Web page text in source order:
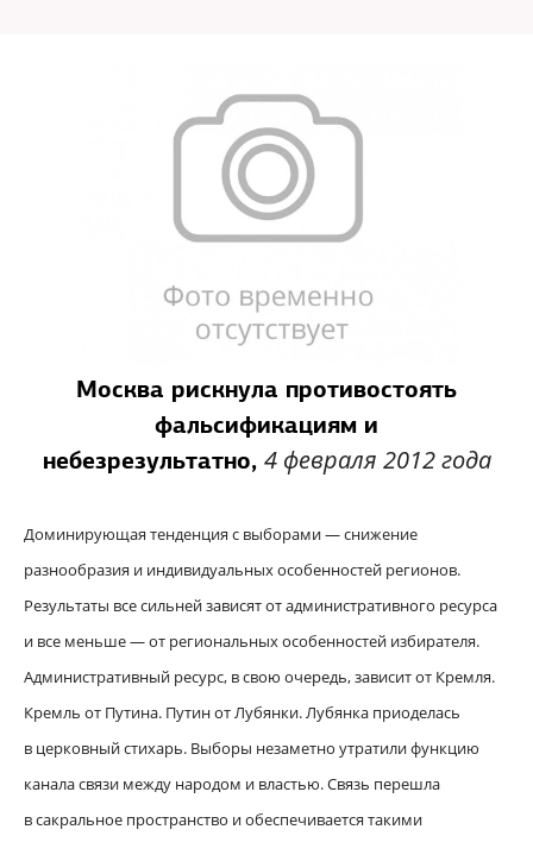
Москва рискнула противостоять
фальсификациям и
небезрезультатно, 4 февраля 2012 года
Доминирующая тенденция с выборами — снижение
разнообразия и индивидуальных особенностей регионов.
Результаты все сильней зависят от административного ресурса
и все меньше — от региональных особенностей избирателя.
Административный ресурс, в свою очередь, зависит от Кремля.
Кремль от Путина. Путин от Лубянки. Лубянка приоделась
в церковный стихарь. Выборы незаметно утратили функцию
канала связи между народом и властью. Связь перешла
в сакральное пространство и обеспечивается такими